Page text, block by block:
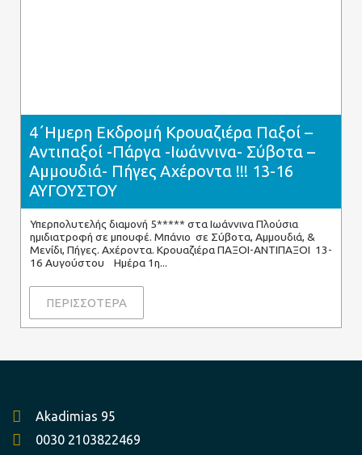
4΄Ημερη Εκδρομή Κρουαζιέρα Παξοί –
Αντιπαξοί -Πάργα -Ιωάννινα- Σύβοτα –
Αμμουδιά- Πήγες Αχέροντα !!! 13-16
ΑΥΓΟΥΣΤΟΥ
Υπερπολυτελής διαμονή 5***** στα Ιωάννινα Πλούσια
ημιδιατροφή σε μπουφέ. Μπάνιο σε Σύβοτα, Αμμουδιά, &
Μενίδι, Πήγες. Αχέροντα. Κρουαζιέρα ΠΑΞΟΙ-ΑΝΤΙΠΑΞΟΙ 13-
16 Αυγούστου Ημέρα 1η
ΠΕΡΙΣΣΟΤΕΡΑ
Akadimias 95
0030 2103822469